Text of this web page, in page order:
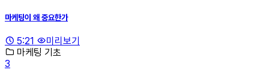
마케팅이 왜 중요한가
5:21
미리보기
마케팅 기초
3